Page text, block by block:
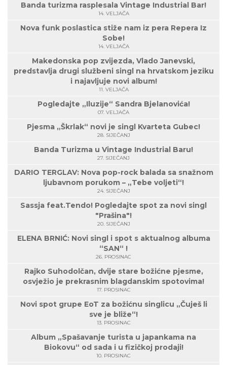
Banda turizma rasplesala Vintage Industrial Bar!
14. VELJAČA
Nova funk poslastica stiže nam iz pera Repera Iz
Sobe!
14. VELJAČA
Makedonska pop zvijezda, Vlado Janevski,
predstavlja drugi službeni singl na hrvatskom jeziku
i najavljuje novi album!
11. VELJAČA
Pogledajte „Iluzije“ Sandra Bjelanovića!
07. VELJAČA
Pjesma „Škrlak“ novi je singl Kvarteta Gubec!
28. SIJEČANJ
Banda Turizma u Vintage Industrial Baru!
27. SIJEČANJ
DARIO TERGLAV: Nova pop-rock balada sa snažnom
ljubavnom porukom – „Tebe voljeti“!
24. SIJEČANJ
Sassja feat.Tendo! Pogledajte spot za novi singl
"Prašina"!
20. SIJEČANJ
ELENA BRNIĆ: Novi singl i spot s aktualnog albuma
“SAN“ !
26. PROSINAC
Rajko Suhodolčan, dvije stare božićne pjesme,
osvježio je prekrasnim blagdanskim spotovima!
17. PROSINAC
Novi spot grupe EoT za božićnu singlicu „Čuješ li
sve je bliže“!
13. PROSINAC
Album „Spašavanje turista u japankama na
Biokovu“ od sada i u fizičkoj prodaji!
10. PROSINAC